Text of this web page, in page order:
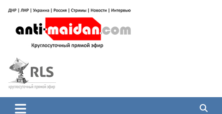
содержимому
Антимайдан: Гражданская война
на Украине
гражданской войне на Украине, включая события в Новороссии, ДНР,
ЛНР и других регионах.